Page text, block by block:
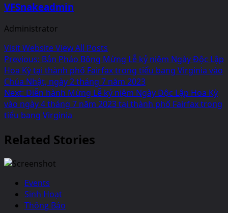
VFSnakeadmin
Administrator
Visit WebsiteView All Posts
Post
navigation
Previous: Bắn Pháo Bông Mừng Lễ kỷ niệm Ngày Độc Lập
Hoa Kỳ tại thành phố Fairfax trong tiểu bang Virginia vào
Chúa Nhật, ngày 2 tháng 7 năm 2023
Next: Diễn hành Mừng Lễ kỷ niệm Ngày Độc Lập Hoa Kỳ
vào ngày 4 tháng 7 năm 2023 tại thành phố Fairfax trong
tiểu bang Virginia
Related Stories
Events
Sinh Hoạt
Thông Báo